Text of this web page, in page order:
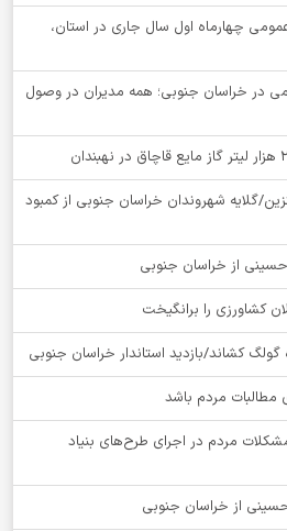
چهارماه اول سال جاری در استان،
عمومی در خراسان جنوبی؛ همه مدیران در وصول
گلایه شهروندان خراسان جنوبی از کمبود
کشاورزی را برانگیخت
کشاند/بازدید استاندار خراسان جنوبی
مطالبات مردم باشد
مردم در اجرای طرح‌های بنیاد